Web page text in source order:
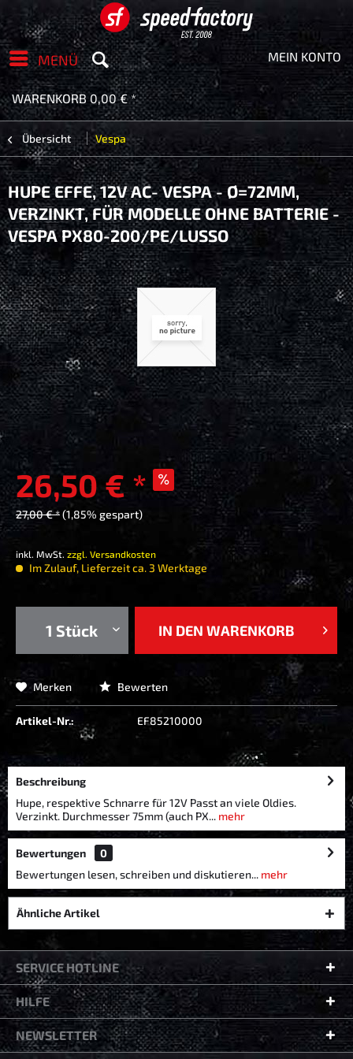
MENÜ MEIN KONTO
WARENKORB0,00 € *
Übersicht Vespa
HUPE EFFE, 12V AC- VESPA - Ø=72MM,
VERZINKT, FÜR MODELLE OHNE BATTERIE -
VESPA PX80-200/​PE/​LUSSO
26,50 € *
27,00 € *(1,85% gespart)
inkl. MwSt. zzgl. Versandkosten
Im Zulauf, Lieferzeit ca. 3 Werktage
IN DEN WARENKORB
Merken Bewerten
Artikel-Nr.: EF85210000
Beschreibung
Hupe, respektive Schnarre für 12V Passt an viele Oldies.
Verzinkt. Durchmesser 75mm (auch PX... mehr
Bewertungen
0
Bewertungen lesen, schreiben und diskutieren... mehr
Ähnliche Artikel
SERVICE HOTLINE
HILFE
NEWSLETTER